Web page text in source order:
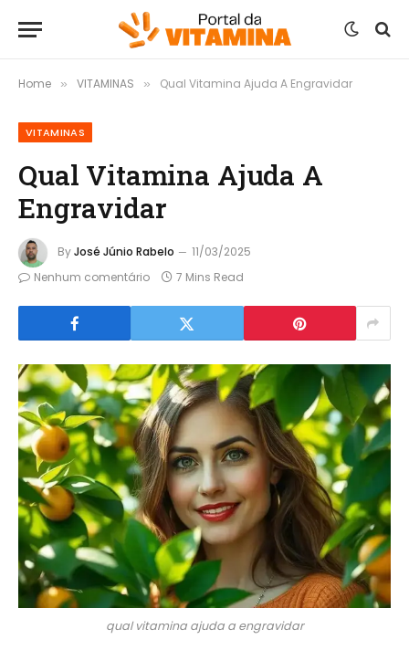
Home » VITAMINAS » Qual Vitamina Ajuda A Engravidar
VITAMINAS
Qual Vitamina Ajuda A
Engravidar
ByJosé Júnio Rabelo
11/03/2025
Nenhum comentário
7 Mins Read
qual vitamina ajuda a engravidar